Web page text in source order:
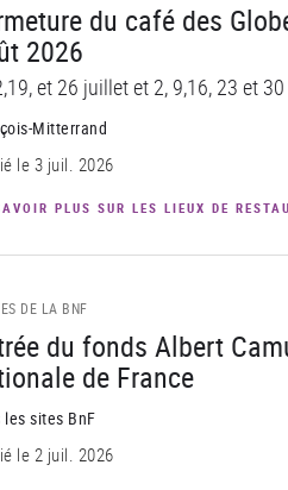
du café des
2026
et 26 juillet et 2, 9,16, 23 et
Mitterrand
le 3 juil. 2026
PLUS SUR LES LIEUX DE
DE LA BNF
du fonds Albert
de France
les sites BnF
le 2 juil. 2026